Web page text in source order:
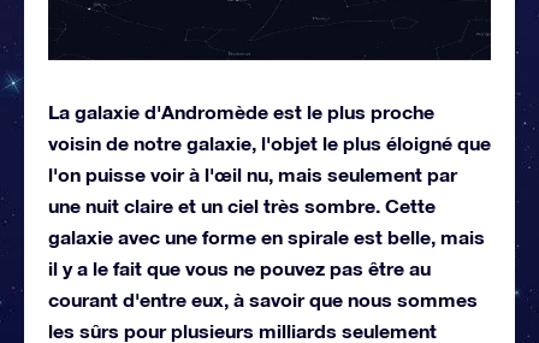
La galaxie d'Andromède est le plus proche
voisin de notre galaxie, l'objet le plus éloigné que
l'on puisse voir à l'œil nu, mais seulement par
une nuit claire et un ciel très sombre. Cette
galaxie avec une forme en spirale est belle, mais
il y a le fait que vous ne pouvez pas être au
courant d'entre eux, à savoir que nous sommes
les sûrs pour plusieurs milliards seulement